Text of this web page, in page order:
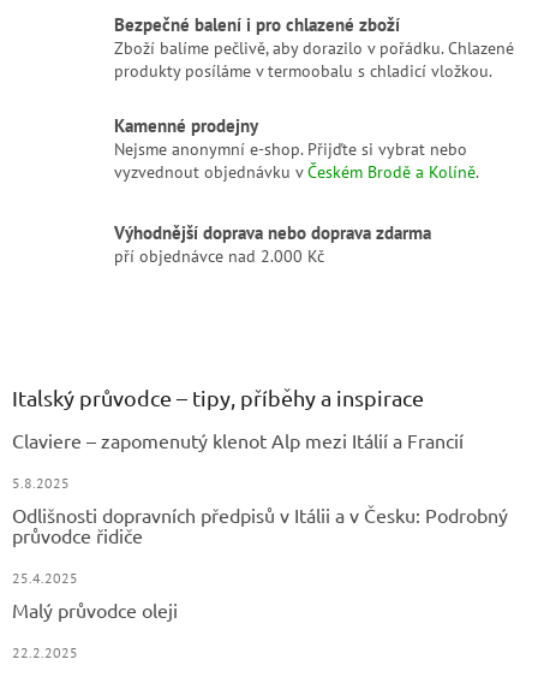
Bezpečné balení i pro chlazené zboží
Zboží balíme pečlivě, aby dorazilo v pořádku. Chlazené
produkty posíláme v termoobalu s chladicí vložkou.
Kamenné prodejny
Nejsme anonymní e-shop. Přijďte si vybrat nebo
vyzvednout objednávku vČeském Brodě a Kolíně.
Výhodnější doprava nebo doprava zdarma
pří objednávce nad 2.000 Kč
Italský průvodce – tipy, příběhy a inspirace
Claviere – zapomenutý klenot Alp mezi Itálií a Francií
5.8.2025
Odlišnosti dopravních předpisů v Itálii a v Česku: Podrobný
průvodce řidiče
25.4.2025
Malý průvodce oleji
22.2.2025